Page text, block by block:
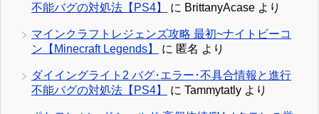
不能バグの対処法【PS4】
に BrittanyAcase より
マインクラフトレジェンズ攻略 最初~ナイトビーコ
ン【Minecraft Legends】
に 匿名 より
ダイイングライト2 バグ･エラー･不具合情報と進行
不能バグの対処法【PS4】
に Tammytatly より